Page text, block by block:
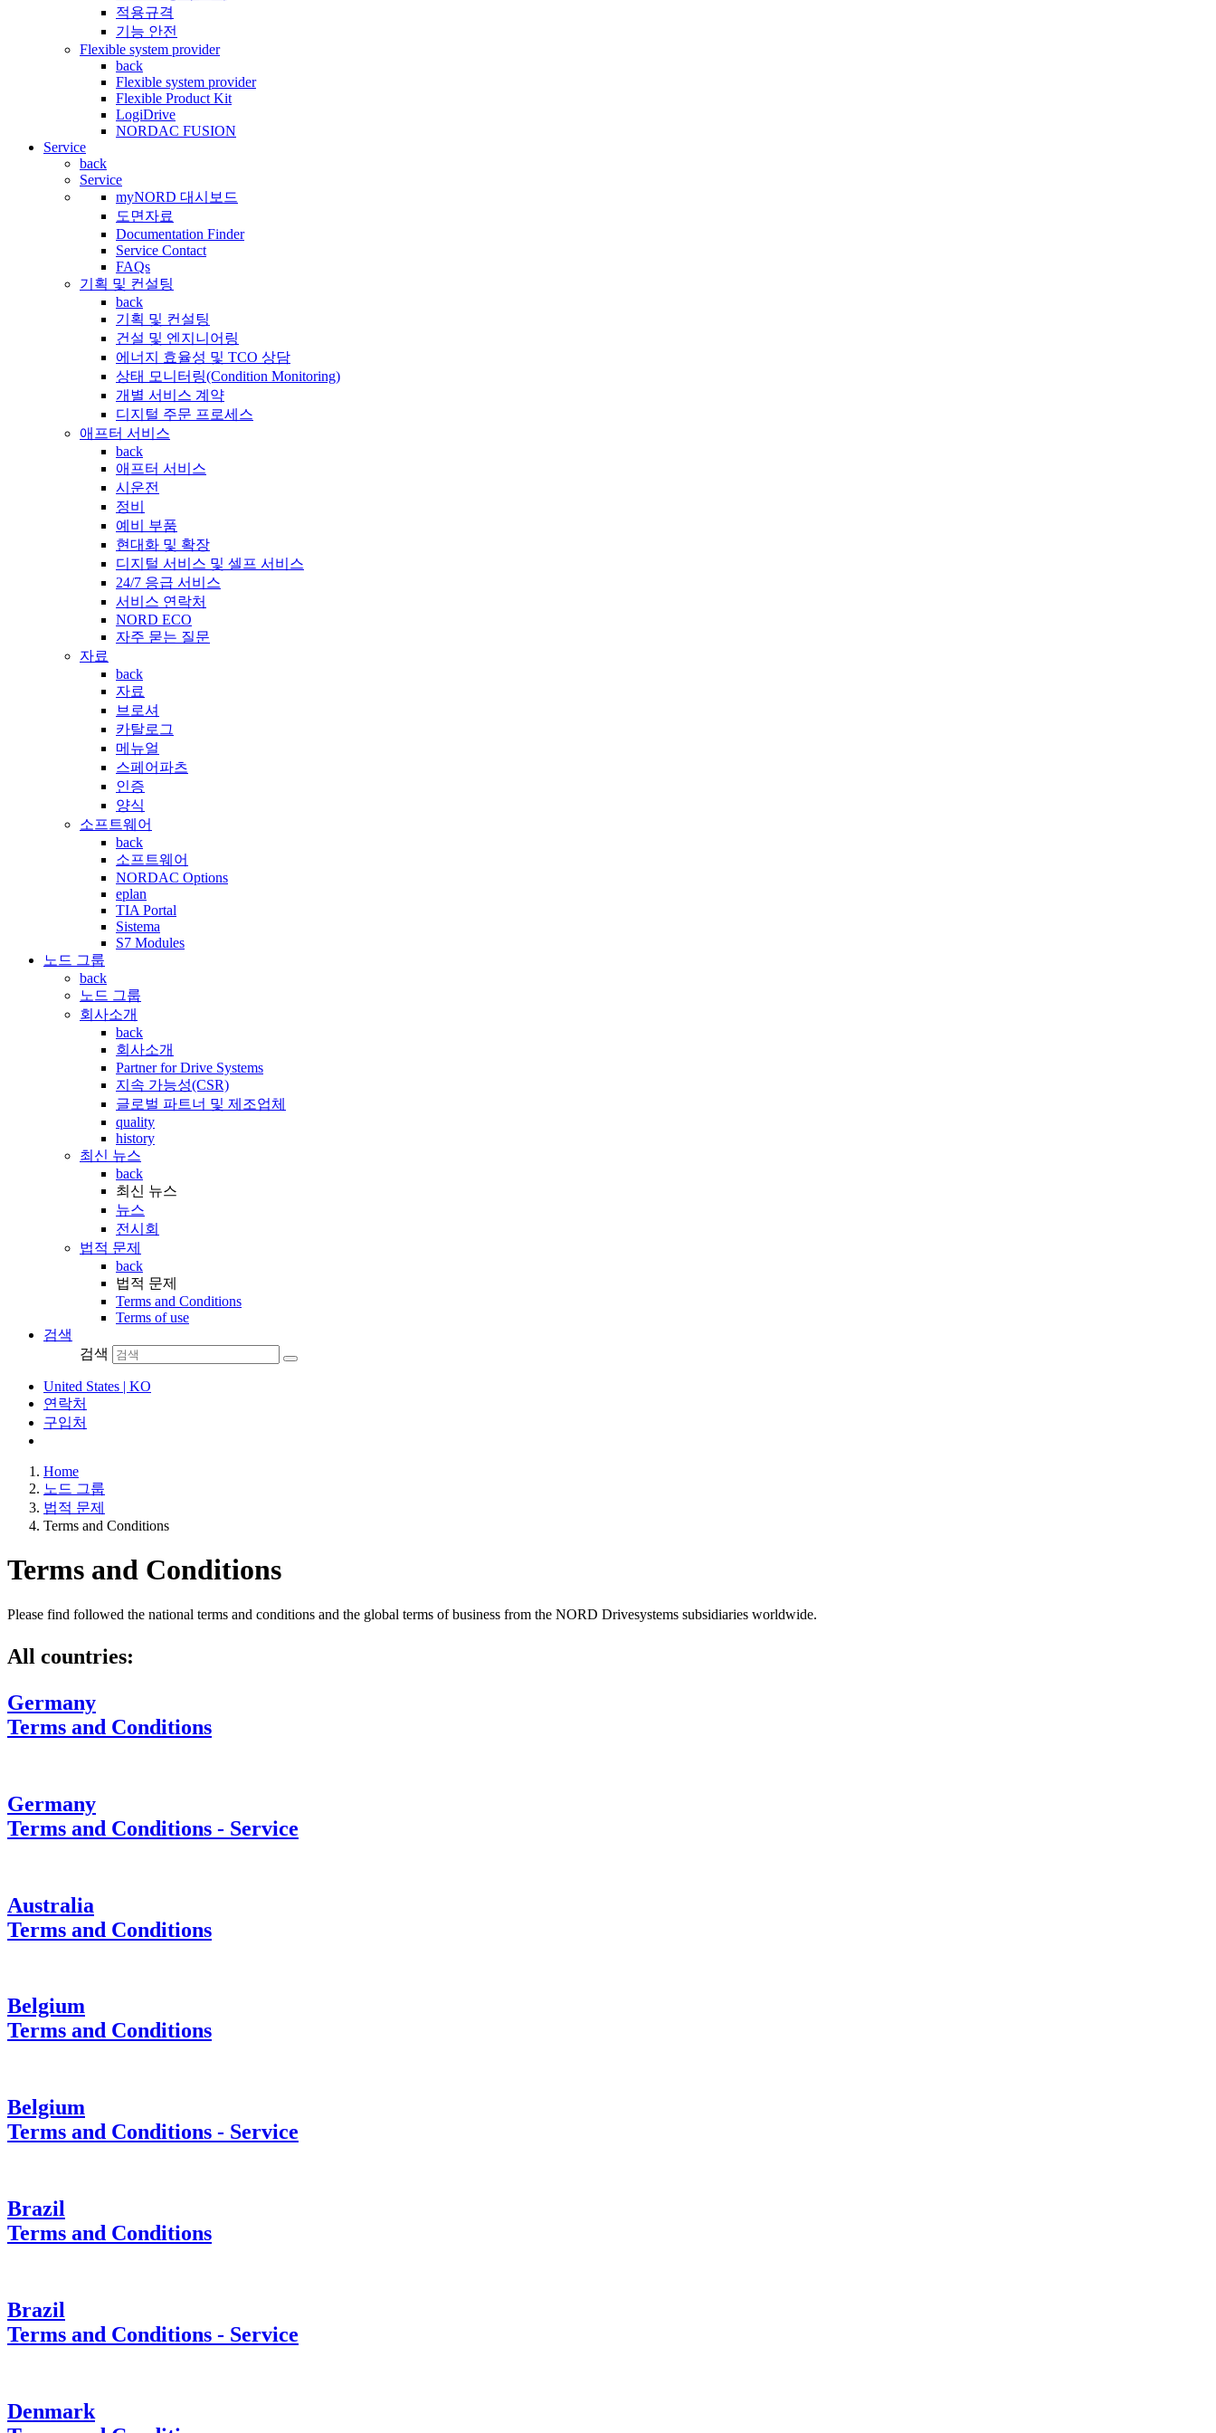
적용규격
기능 안전
Flexible system provider
back
Flexible system provider
Flexible Product Kit
LogiDrive
NORDAC FUSION
Service
back
Service
myNORD 대시보드
도면자료
Documentation Finder
Service Contact
FAQs
기획 및 컨설팅
back
기획 및 컨설팅
건설 및 엔지니어링
에너지 효율성 및 TCO 상담
상태 모니터링(Condition Monitoring)
개별 서비스 계약
디지털 주문 프로세스
애프터 서비스
back
애프터 서비스
시운전
정비
예비 부품
현대화 및 확장
디지털 서비스 및 셀프 서비스
24/7 응급 서비스
서비스 연락처
NORD ECO
자주 묻는 질문
자료
back
자료
브로셔
카탈로그
메뉴얼
스페어파츠
인증
양식
소프트웨어
back
소프트웨어
NORDAC Options
eplan
TIA Portal
Sistema
S7 Modules
노드 그룹
back
노드 그룹
회사소개
back
회사소개
Partner for Drive Systems
지속 가능성(CSR)
글로벌 파트너 및 제조업체
quality
history
최신 뉴스
back
최신 뉴스
뉴스
전시회
법적 문제
back
법적 문제
Terms and Conditions
Terms of use
검색
검색
United States | KO
연락처
구입처
Home
노드 그룹
법적 문제
Terms and Conditions
Terms and Conditions
Please find followed the national terms and conditions and the global terms of business from the NORD Drivesystems subsidiaries worldwide.
All countries:
Germany
Terms and Conditions
Germany
Terms and Conditions - Service
Australia
Terms and Conditions
Belgium
Terms and Conditions
Belgium
Terms and Conditions - Service
Brazil
Terms and Conditions
Brazil
Terms and Conditions - Service
Denmark